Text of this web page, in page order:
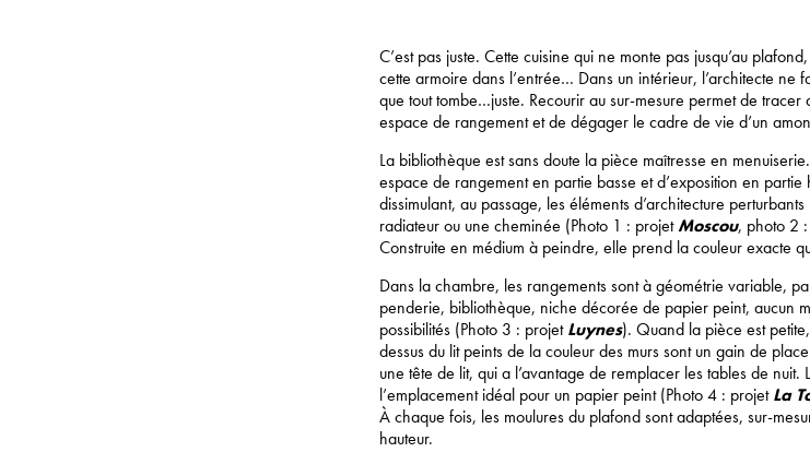
C’est pas juste. Cette cuisine qui ne monte pas jusqu’au
cette armoire dans l’entrée… Dans un intérieur, l’architecte ne
que tout tombe…juste. Recourir au sur-mesure permet de
espace de rangement et de dégager le cadre de vie d’un
La bibliothèque est sans doute la pièce maîtresse en
espace de rangement en partie basse et d’exposition en partie
dissimulant, au passage, les éléments d’architecture
radiateur ou une cheminée (Photo 1 : projetMoscou, photo 2
Construite en médium à peindre, elle prend la couleur exacte
Dans la chambre, les rangements sont à géométrie variable,
penderie, bibliothèque, niche décorée de papier peint, aucun
possibilités (Photo 3 : projetLuynes). Quand la pièce est
dessus du lit peints de la couleur des murs sont un gain de
une tête de lit, qui a l’avantage de remplacer les tables de nuit.
l’emplacement idéal pour un papier peint (Photo 4 : projetLa
À chaque fois, les moulures du plafond sont adaptées, sur-
hauteur.